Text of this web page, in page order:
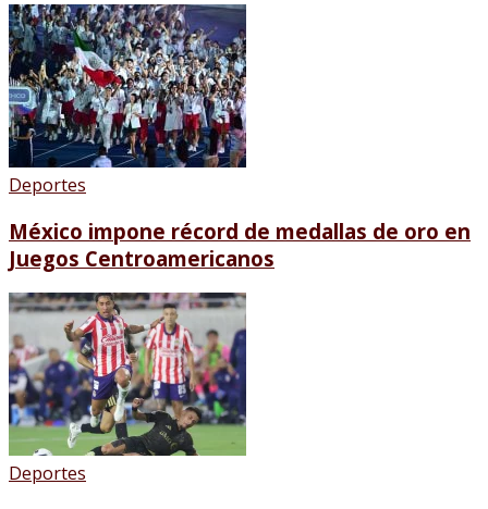
Deportes
México impone récord de medallas de oro en
Juegos Centroamericanos
Deportes